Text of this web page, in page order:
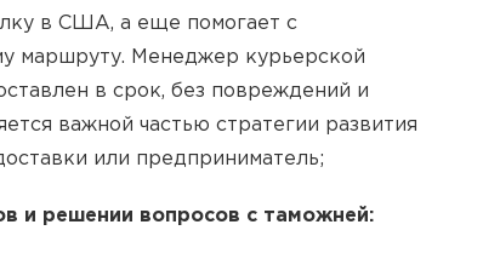
в США, а еще помогает с
маршруту. Менеджер курьерской
в срок, без повреждений и
важной частью стратегии развития
или предприниматель;
и решении вопросов с таможней: